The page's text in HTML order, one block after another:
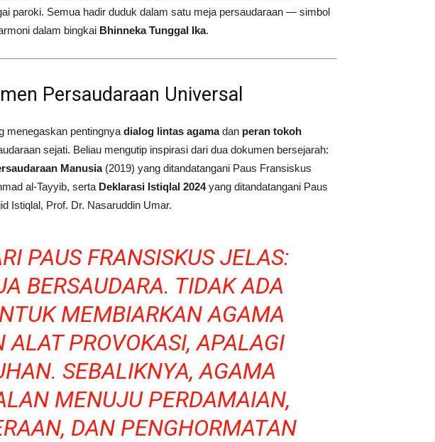
paroki. Semua hadir duduk dalam satu meja persaudaraan — simbol
dalam bingkai Bhinneka Tunggal Ika.
Persaudaraan Universal
menegaskan pentingnya dialog lintas agamadan peran tokoh
sejati. Beliau mengutip inspirasi dari dua dokumen bersejarah:
Manusia(2019) yang ditandatangani Paus Fransiskus
al-Tayyib, serta Deklarasi Istiqlal 2024yang ditandatangani Paus
Istiqlal, Prof. Dr. Nasaruddin Umar.
PAUS FRANSISKUS JELAS:
BERSAUDARA. TIDAK ADA
MEMBIARKAN AGAMA
ALAT PROVOKASI, APALAGI
SEBALIKNYA, AGAMA
MENUJU PERDAMAIAN,
DAN PENGHORMATAN